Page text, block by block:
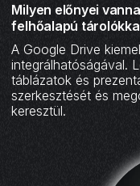
Milyen előnyei
felhőalapú
A Google Drive
integrálhatóságával.
táblázatok és
szerkesztését és
keresztül.